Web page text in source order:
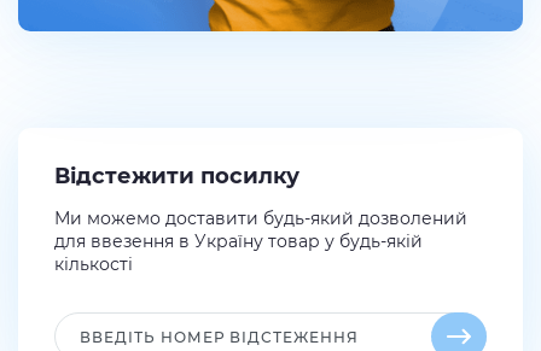
Відстежити посилку
Ми можемо доставити будь-який дозволений
для ввезення в Україну товар у будь-якій
кількості